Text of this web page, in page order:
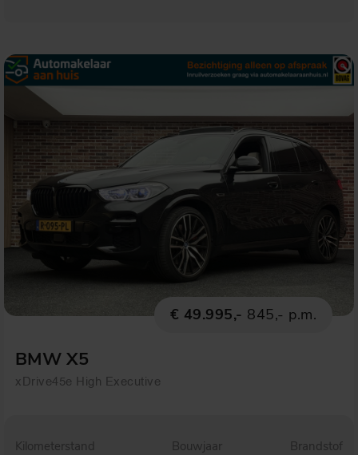
€ 49.995,- 845,- p.m.
BMW X5
xDrive45e High Executive
Kilometerstand
Bouwjaar
Brandstof